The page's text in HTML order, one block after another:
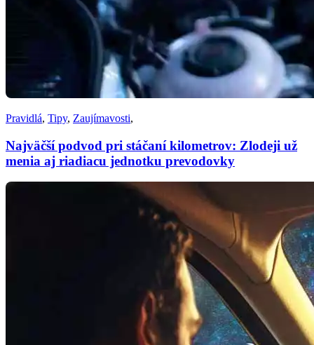
Pravidlá, Tipy, Zaujímavosti,
Najväčší podvod pri stáčaní kilometrov: Zlodeji už
menia aj riadiacu jednotku prevodovky